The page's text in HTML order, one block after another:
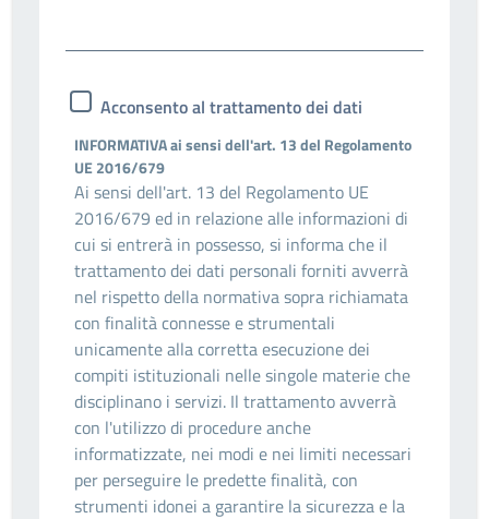
Acconsento al trattamento dei dati
INFORMATIVA ai sensi dell'art. 13 del Regolamento
UE 2016/679
Ai sensi dell'art. 13 del Regolamento UE
2016/679 ed in relazione alle informazioni di
cui si entrerà in possesso, si informa che il
trattamento dei dati personali forniti avverrà
nel rispetto della normativa sopra richiamata
con finalità connesse e strumentali
unicamente alla corretta esecuzione dei
compiti istituzionali nelle singole materie che
disciplinano i servizi. Il trattamento avverrà
con l'utilizzo di procedure anche
informatizzate, nei modi e nei limiti necessari
per perseguire le predette finalità, con
strumenti idonei a garantire la sicurezza e la